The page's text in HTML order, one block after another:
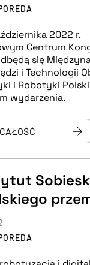
2022 r.
Centrum
się
i Technologii
i Robotyki
wydarzenia.